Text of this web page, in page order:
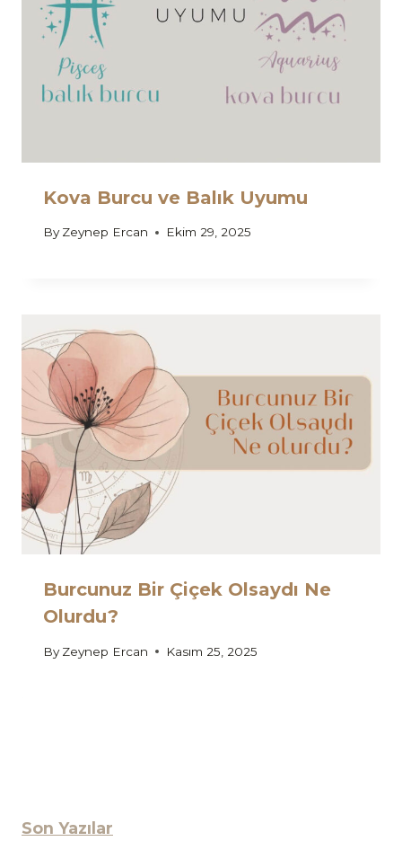
Kova Burcu ve Balık Uyumu
By Zeynep Ercan Ekim 29, 2025
Burcunuz Bir Çiçek Olsaydı Ne
Olurdu?
By Zeynep Ercan Kasım 25, 2025
Son Yazılar